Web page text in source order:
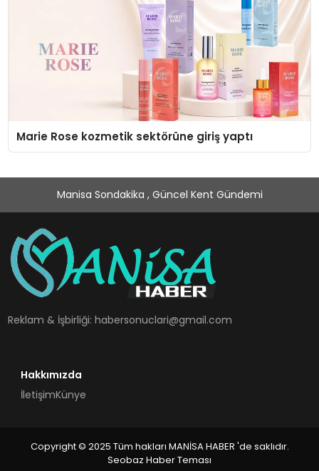
Marie Rose kozmetik sektörüne giriş yaptı
Manisa Sondakika , Güncel Kent Gündemi
Reklam & İşbirliği:habersonuclari@gmail.com
Hakkımızda
İletişimKünye
Copyright © 2025 Tüm hakları MANİSA HABER 'de saklıdır.
Seobaz Haber Teması